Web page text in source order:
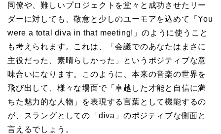
同僚や、難しいプロジェクトを堂々と成功させたリー
ダーに対しても、敬意と少しのユーモアを込めて「You
were a total diva in that meeting!」のように使うこと
も考えられます。これは、「会議でのあなたはまさに
主役だった、素晴らしかった」というポジティブな意
味合いになります。このように、本来の音楽の世界を
飛び出して、様々な場面で「卓越した才能と自信に満
ちた魅力的な人物」を表現する言葉として機能するの
が、スラングとしての「diva」のポジティブな側面と
言えるでしょう。